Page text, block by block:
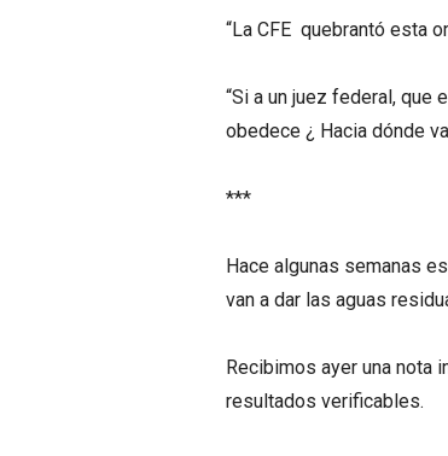
“La CFE quebrantó esta
“Si a un juez federal, que
obedece ¿ Hacia dónde
***
Hace algunas semanas
van a dar las aguas
Recibimos ayer una nota
resultados verificables.